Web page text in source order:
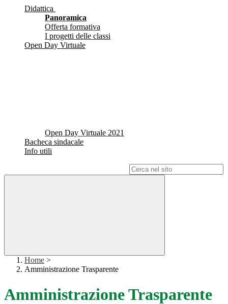
Didattica
Panoramica
Offerta formativa
I progetti delle classi
Open Day Virtuale
Open Day Virtuale 2021
Bacheca sindacale
Info utili
Home >
Amministrazione Trasparente
Amministrazione Trasparente